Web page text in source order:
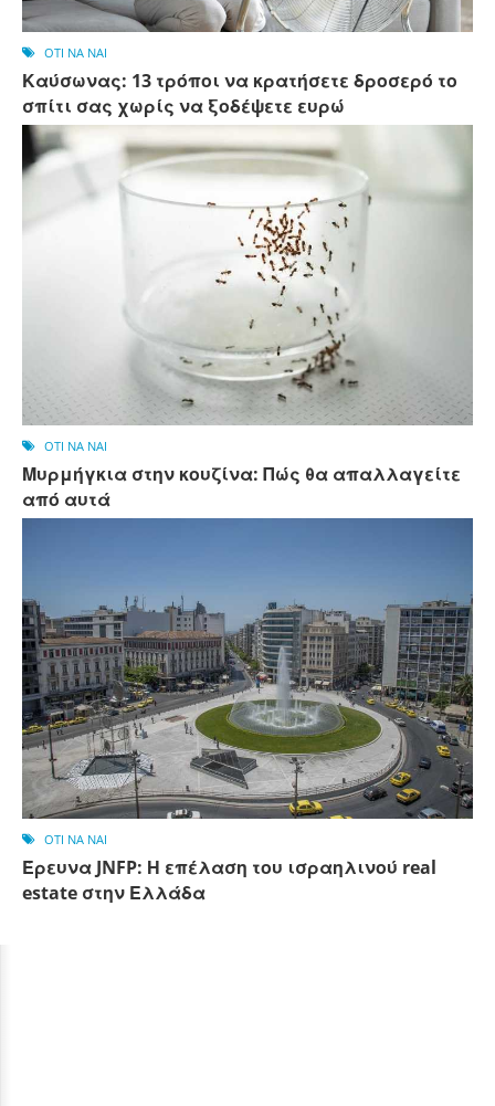
OTI NA NAI
Καύσωνας: 13 τρόποι να κρατήσετε δροσερό το
σπίτι σας χωρίς να ξοδέψετε ευρώ
OTI NA NAI
Μυρμήγκια στην κουζίνα: Πώς θα απαλλαγείτε
από αυτά
OTI NA NAI
Έρευνα JNFP: Η επέλαση του ισραηλινού real
estate στην Ελλάδα